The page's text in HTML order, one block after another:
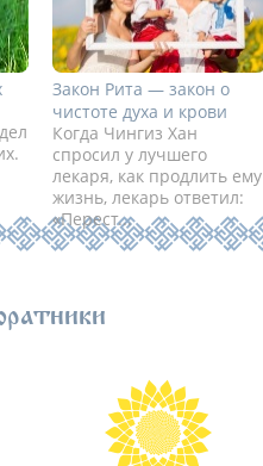
Закон Рита — закон о
чистоте духа и крови
Когда Чингиз Хан
спросил у лучшего
лекаря, как продлить ему
жизнь, лекарь ответил:
«Перест...